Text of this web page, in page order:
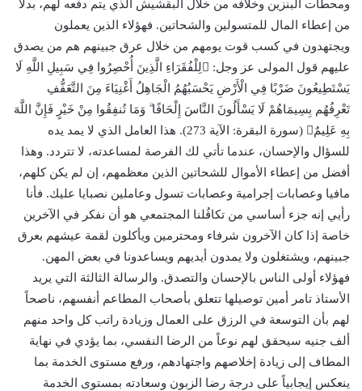
ومحطات البنزين وخلافه من خلال البقشيش الذي يتم دفعه لهم، بدلاً
من إعطاء المال للمتسولين والشحاتين. فهؤلاء الذين يعملون
ويجتهدون في كسب قوت يومهم من خلال عرق جبينهم هم من يصدق
عليهم قول المولى عز وجل: لِلْفُقَرَاءِ الَّذِينَ أُحْصِرُوا فِي سَبِيلِ اللَّهِ لَا
يَسْتَطِيعُونَ ضَرْبًا فِي الْأَرْضِ يَحْسَبُهُمُ الْجَاهِلُ أَغْنِيَاءَ مِنَ التَّعَفُّفِ
تَعْرِفُهُم بِسِيمَاهُمْ لَا يَسْأَلُونَ النَّاسَ إِلْحَافًا ۗ وَمَا تُنفِقُوا مِنْ خَيْرٍ فَإِنَّ اللَّهَ
بِهِ عَلِيمٌ (سورة البقرة: الآية 273). هذا العامل الذي لا يمد يده
للسؤال والإحسان، عندما تأتي لك الفرصة لمساعدته، لا تتردد. وهذا
أفضل من إعطاء الأموال للشحاتين الذين معظمهم، إن لم يكن كلهم،
مافيا وعصابات إجرامية وعصابات تسول وعاملين نصبايا عليك. فأنا
رأيي إنه جزء أساسي من تكافُلنا المجتمعي هو أن نفكر في الآخرين
خاصة إذا كان الآخرون شرفاء ومحترمين ويأكلون لقمة عيشهم بعرق
جبينهم، ويشتغلون ولا يمدون أيديهم ويساعدونا في بعض المهن.
فهؤلاء أولى الناس بالإحسان والتصدق. والرسالة الثالثة التي يريد
الأستاذ تامر أمين توصيلها تتعلق بأصحاب المطاعم أنفسهم، ناصحاً
لهم بأن التوسعة في الرزق على العمال وزيادة راتب كل واحد منهم
ألف جنيه سيحقق لهم نوعاً من الرضا النفسي، بما يؤدي في نهاية
المطاف إلى زيادة إخلاصهم واجتهادهم، ورفع مستوى الخدمة بما
ينعكس إيجابياً على درجة رضا الزبون وسعادته بمستوى الخدمة